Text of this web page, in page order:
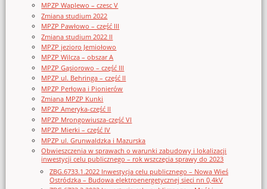
MPZP Waplewo – czesc V
Zmiana studium 2022
MPZP Pawłowo – część III
Zmiana studium 2022 II
MPZP jezioro Jemiołowo
MPZP Wilcza – obszar A
MPZP Gąsiorowo – część III
MPZP ul. Behringa – część II
MPZP Perłowa i Pionierów
Zmiana MPZP Kunki
MPZP Ameryka-część II
MPZP Mrongowiusza-część VI
MPZP Mierki – część IV
MPZP ul. Grunwaldzka i Mazurska
Obwieszczenia w sprawach o warunki zabudowy i lokalizacji
inwestycji celu publicznego – rok wszczęcia sprawy do 2023
ZBG.6733.1.2022 Inwestycja celu publicznego – Nowa Wieś
Ostródzka – Budowa elektroenergetycznej sieci nn 0,4kV